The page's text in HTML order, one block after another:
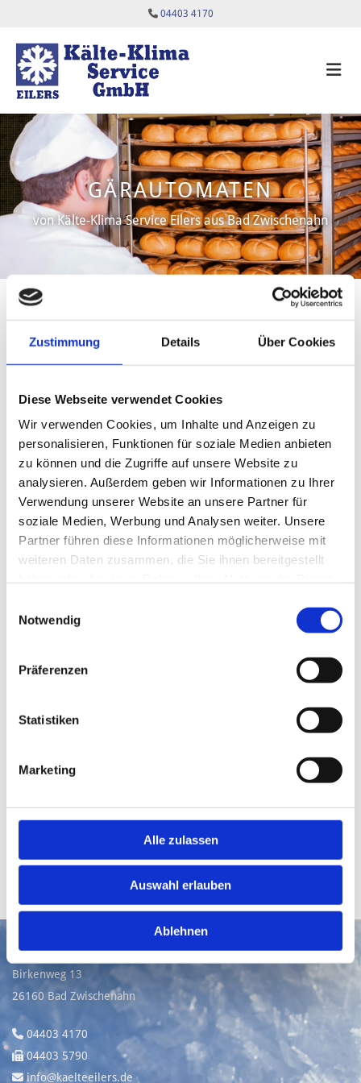
Zustimmung Details Über Cookies
Diese Webseite verwendet Cookies
Wir verwenden Cookies, um Inhalte und Anzeigen zu
personalisieren, Funktionen für soziale Medien anbieten
zu können und die Zugriffe auf unsere Website zu
analysieren. Außerdem geben wir Informationen zu Ihrer
Verwendung unserer Website an unsere Partner für
soziale Medien, Werbung und Analysen weiter. Unsere
Partner führen diese Informationen möglicherweise mit
weiteren Daten zusammen, die Sie ihnen bereitgestellt
Notwendig
Präferenzen
Statistiken
Marketing
Alle zulassen
Auswahl erlauben
Ablehnen
 04403 4170
GÄRAUTOMATEN
von Kälte-Klima Service Eilers aus Bad Zwischenahn
Entdecken Sie unsere Anlagen
Raumtemperatur: -20°C bis +35°C
Luftfeuchte: 60% bis 98% rF
Alle Innenfläche aus Edelstahl
Boden aus Edelstahl und als Wanne ausgeformt
Abgehängte Deckenluftführung für einen optimalen
Aktive Luftbefeuchtung über ein externes Dampfgerät
Modernste Kältetechnik bewirkt eine hohe energetische
Fernbedienung mittels PC über CoolControl möglich
LASSEN SIE SICH VON UNS BERATEN

Kälte-Klima-Service Eilers GmbH
Birkenweg 13
26160 Bad Zwischenahn
 04403 4170
04403 5790
 info@kaelteeilers.de